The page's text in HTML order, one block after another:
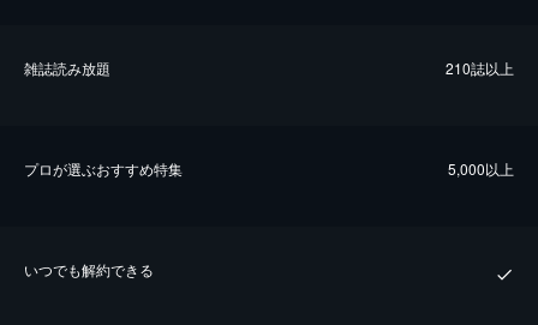
雑誌読み放題 210誌以上
プロが選ぶおすすめ特集 5,000以上
いつでも解約できる